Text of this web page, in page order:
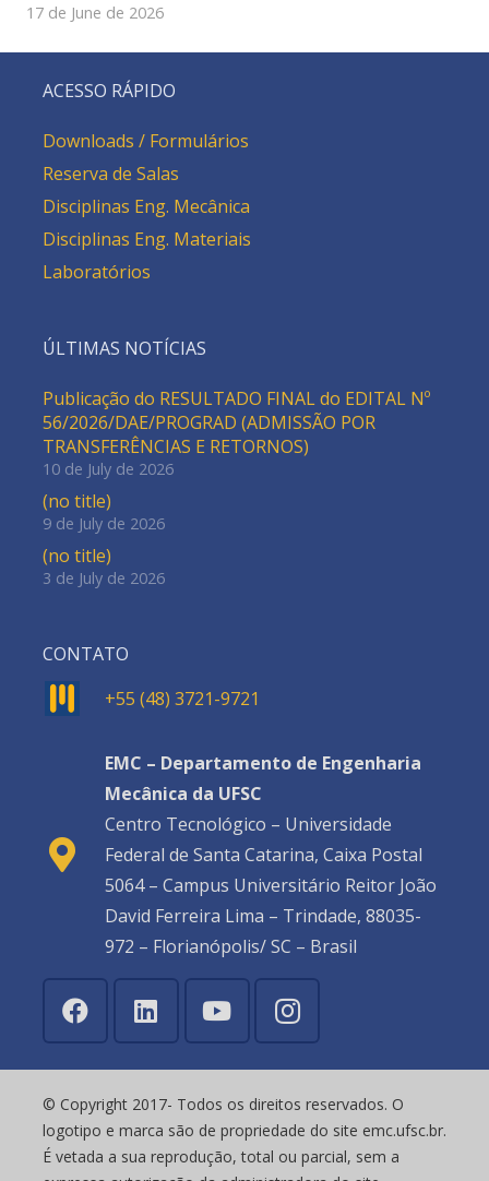
17 de June de 2026
ACESSO RÁPIDO
Downloads / Formulários
Reserva de Salas
Disciplinas Eng. Mecânica
Disciplinas Eng. Materiais
Laboratórios
ÚLTIMAS NOTÍCIAS
Publicação do RESULTADO FINAL do EDITAL Nº
56/2026/DAE/PROGRAD (ADMISSÃO POR
TRANSFERÊNCIAS E RETORNOS)
10 de July de 2026
(no title)
9 de July de 2026
(no title)
3 de July de 2026
CONTATO
+55 (48) 3721-9721
EMC – Departamento de Engenharia
Mecânica da UFSC
Centro Tecnológico – Universidade
Federal de Santa Catarina, Caixa Postal
5064 – Campus Universitário Reitor João
David Ferreira Lima – Trindade, 88035-
972 – Florianópolis/ SC – Brasil
© Copyright 2017- Todos os direitos reservados. O
logotipo e marca são de propriedade do site emc.ufsc.br.
É vetada a sua reprodução, total ou parcial, sem a